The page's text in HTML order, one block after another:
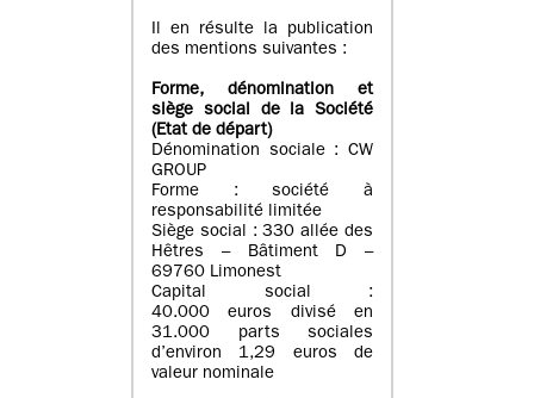
Il en résulte la publication
des mentions suivantes :
Forme, dénomination et
siège social de la Société
(Etatde départ)
Dénomination sociale : CW
GROUP
Forme : société à
responsabilité limitée
Siège social : 330 allée des
Hêtres – Bâtiment D –
69760 Limonest
Capital social :
40.000 euros divisé en
31.000 parts sociales
d’environ 1,29 euros de
valeur nominale